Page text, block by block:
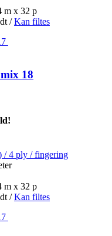
m x 32 p
/Kan filtes
18
/ 4 ply / fingering
m x 32 p
/Kan filtes